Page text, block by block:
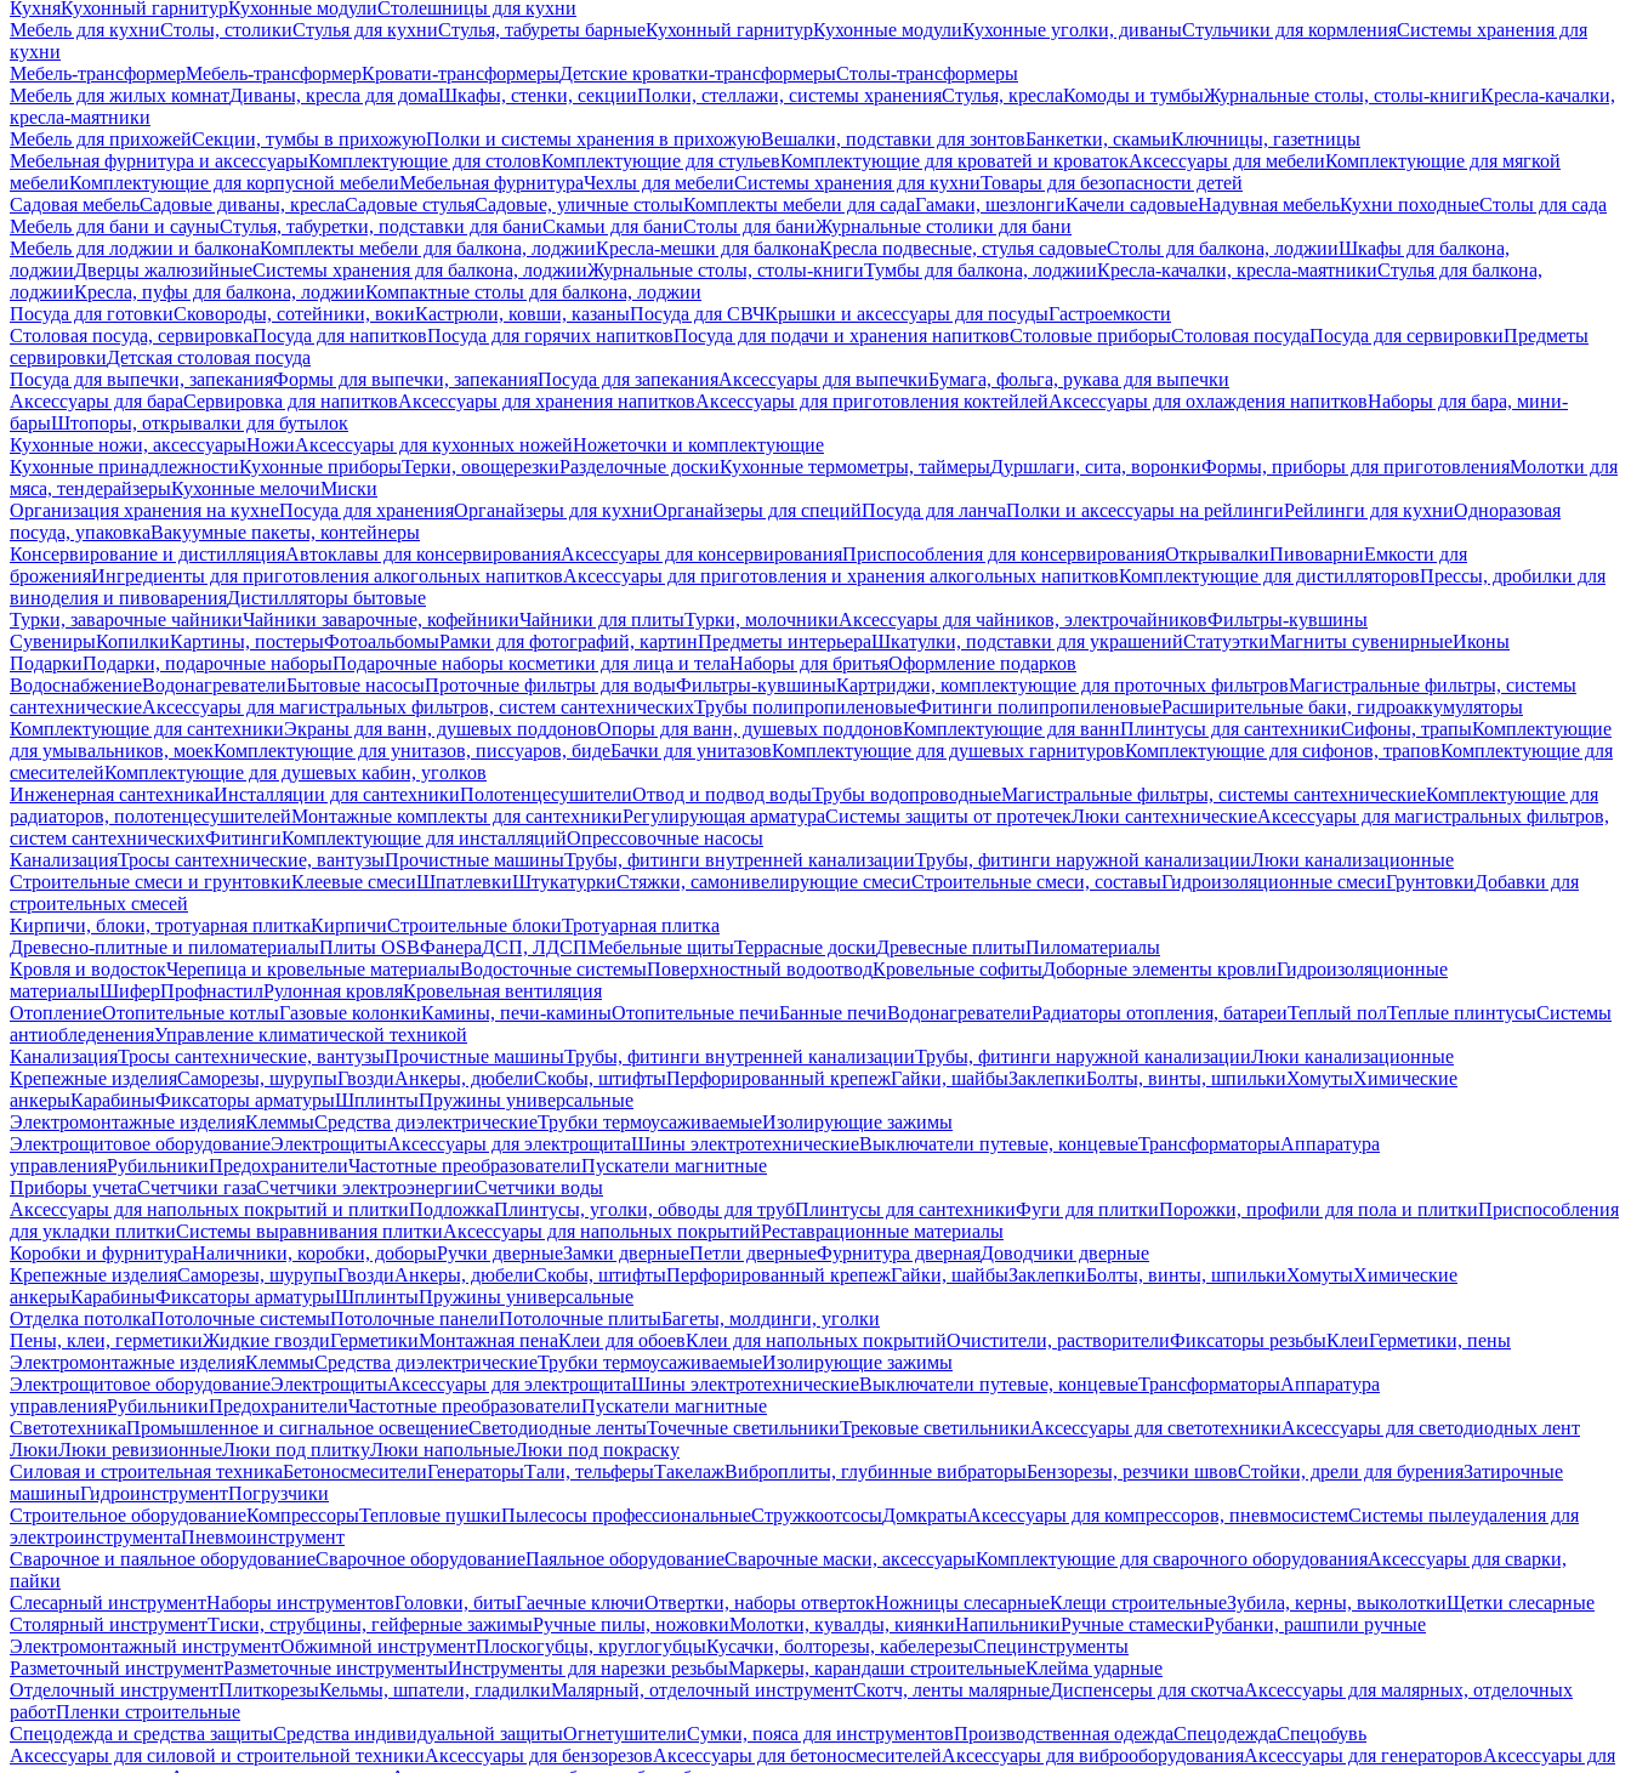
КухняКухонный гарнитурКухонные модулиСтолешницы для кухни
Мебель для кухниСтолы, столикиСтулья для кухниСтулья, табуреты барныеКухонный гарнитурКухонные модулиКухонные уголки, диваныСтульчики для кормленияСистемы хранения для
кухни
Мебель-трансформерМебель-трансформерКровати-трансформерыДетские кроватки-трансформерыСтолы-трансформеры
Мебель для жилых комнатДиваны, кресла для домаШкафы, стенки, секцииПолки, стеллажи, системы храненияСтулья, креслаКомоды и тумбыЖурнальные столы, столы-книгиКресла-качалки,
кресла-маятники
Мебель для прихожейСекции, тумбы в прихожуюПолки и системы хранения в прихожуюВешалки, подставки для зонтовБанкетки, скамьиКлючницы, газетницы
Мебельная фурнитура и аксессуарыКомплектующие для столовКомплектующие для стульевКомплектующие для кроватей и кроватокАксессуары для мебелиКомплектующие для мягкой
мебелиКомплектующие для корпусной мебелиМебельная фурнитураЧехлы для мебелиСистемы хранения для кухниТовары для безопасности детей
Садовая мебельСадовые диваны, креслаСадовые стульяСадовые, уличные столыКомплекты мебели для садаГамаки, шезлонгиКачели садовыеНадувная мебельКухни походныеСтолы для сада
Мебель для бани и сауныСтулья, табуретки, подставки для баниСкамьи для баниСтолы для баниЖурнальные столики для бани
Мебель для лоджии и балконаКомплекты мебели для балкона, лоджииКресла-мешки для балконаКресла подвесные, стулья садовыеСтолы для балкона, лоджииШкафы для балкона,
лоджииДверцы жалюзийныеСистемы хранения для балкона, лоджииЖурнальные столы, столы-книгиТумбы для балкона, лоджииКресла-качалки, кресла-маятникиСтулья для балкона,
лоджииКресла, пуфы для балкона, лоджииКомпактные столы для балкона, лоджии
Посуда для готовкиСковороды, сотейники, вокиКастрюли, ковши, казаныПосуда для СВЧКрышки и аксессуары для посудыГастроемкости
Столовая посуда, сервировкаПосуда для напитковПосуда для горячих напитковПосуда для подачи и хранения напитковСтоловые приборыСтоловая посудаПосуда для сервировкиПредметы
сервировкиДетская столовая посуда
Посуда для выпечки, запеканияФормы для выпечки, запеканияПосуда для запеканияАксессуары для выпечкиБумага, фольга, рукава для выпечки
Аксессуары для бараСервировка для напитковАксессуары для хранения напитковАксессуары для приготовления коктейлейАксессуары для охлаждения напитковНаборы для бара, мини-
барыШтопоры, открывалки для бутылок
Кухонные ножи, аксессуарыНожиАксессуары для кухонных ножейНожеточки и комплектующие
Кухонные принадлежностиКухонные приборыТерки, овощерезкиРазделочные доскиКухонные термометры, таймерыДуршлаги, сита, воронкиФормы, приборы для приготовленияМолотки для
мяса, тендерайзерыКухонные мелочиМиски
Организация хранения на кухнеПосуда для храненияОрганайзеры для кухниОрганайзеры для специйПосуда для ланчаПолки и аксессуары на рейлингиРейлинги для кухниОдноразовая
посуда, упаковкаВакуумные пакеты, контейнеры
Консервирование и дистилляцияАвтоклавы для консервированияАксессуары для консервированияПриспособления для консервированияОткрывалкиПивоварниЕмкости для
броженияИнгредиенты для приготовления алкогольных напитковАксессуары для приготовления и хранения алкогольных напитковКомплектующие для дистилляторовПрессы, дробилки для
виноделия и пивоваренияДистилляторы бытовые
Турки, заварочные чайникиЧайники заварочные, кофейникиЧайники для плитыТурки, молочникиАксессуары для чайников, электрочайниковФильтры-кувшины
СувенирыКопилкиКартины, постерыФотоальбомыРамки для фотографий, картинПредметы интерьераШкатулки, подставки для украшенийСтатуэткиМагниты сувенирныеИконы
ПодаркиПодарки, подарочные наборыПодарочные наборы косметики для лица и телаНаборы для бритьяОформление подарков
ВодоснабжениеВодонагревателиБытовые насосыПроточные фильтры для водыФильтры-кувшиныКартриджи, комплектующие для проточных фильтровМагистральные фильтры, системы
сантехническиеАксессуары для магистральных фильтров, систем сантехническихТрубы полипропиленовыеФитинги полипропиленовыеРасширительные баки, гидроаккумуляторы
Комплектующие для сантехникиЭкраны для ванн, душевых поддоновОпоры для ванн, душевых поддоновКомплектующие для ваннПлинтусы для сантехникиСифоны, трапыКомплектующие
для умывальников, моекКомплектующие для унитазов, писсуаров, бидеБачки для унитазовКомплектующие для душевых гарнитуровКомплектующие для сифонов, траповКомплектующие для
смесителейКомплектующие для душевых кабин, уголков
Инженерная сантехникаИнсталляции для сантехникиПолотенцесушителиОтвод и подвод водыТрубы водопроводныеМагистральные фильтры, системы сантехническиеКомплектующие для
радиаторов, полотенцесушителейМонтажные комплекты для сантехникиРегулирующая арматураСистемы защиты от протечекЛюки сантехническиеАксессуары для магистральных фильтров,
систем сантехническихФитингиКомплектующие для инсталляцийОпрессовочные насосы
КанализацияТросы сантехнические, вантузыПрочистные машиныТрубы, фитинги внутренней канализацииТрубы, фитинги наружной канализацииЛюки канализационные
Строительные смеси и грунтовкиКлеевые смесиШпатлевкиШтукатуркиСтяжки, самонивелирующие смесиСтроительные смеси, составыГидроизоляционные смесиГрунтовкиДобавки для
строительных смесей
Кирпичи, блоки, тротуарная плиткаКирпичиСтроительные блокиТротуарная плитка
Древесно-плитные и пиломатериалыПлиты OSBФанераДСП, ЛДСПМебельные щитыТеррасные доскиДревесные плитыПиломатериалы
Кровля и водостокЧерепица и кровельные материалыВодосточные системыПоверхностный водоотводКровельные софитыДоборные элементы кровлиГидроизоляционные
материалыШиферПрофнастилРулонная кровляКровельная вентиляция
ОтоплениеОтопительные котлыГазовые колонкиКамины, печи-каминыОтопительные печиБанные печиВодонагревателиРадиаторы отопления, батареиТеплый полТеплые плинтусыСистемы
антиобледененияУправление климатической техникой
КанализацияТросы сантехнические, вантузыПрочистные машиныТрубы, фитинги внутренней канализацииТрубы, фитинги наружной канализацииЛюки канализационные
Крепежные изделияСаморезы, шурупыГвоздиАнкеры, дюбелиСкобы, штифтыПерфорированный крепежГайки, шайбыЗаклепкиБолты, винты, шпилькиХомутыХимические
анкерыКарабиныФиксаторы арматурыШплинтыПружины универсальные
Электромонтажные изделияКлеммыСредства диэлектрическиеТрубки термоусаживаемыеИзолирующие зажимы
Электрощитовое оборудованиеЭлектрощитыАксессуары для электрощитаШины электротехническиеВыключатели путевые, концевыеТрансформаторыАппаратура
управленияРубильникиПредохранителиЧастотные преобразователиПускатели магнитные
Приборы учетаСчетчики газаСчетчики электроэнергииСчетчики воды
Аксессуары для напольных покрытий и плиткиПодложкаПлинтусы, уголки, обводы для трубПлинтусы для сантехникиФуги для плиткиПорожки, профили для пола и плиткиПриспособления
для укладки плиткиСистемы выравнивания плиткиАксессуары для напольных покрытийРеставрационные материалы
Коробки и фурнитураНаличники, коробки, доборыРучки дверныеЗамки дверныеПетли дверныеФурнитура двернаяДоводчики дверные
Крепежные изделияСаморезы, шурупыГвоздиАнкеры, дюбелиСкобы, штифтыПерфорированный крепежГайки, шайбыЗаклепкиБолты, винты, шпилькиХомутыХимические
анкерыКарабиныФиксаторы арматурыШплинтыПружины универсальные
Отделка потолкаПотолочные системыПотолочные панелиПотолочные плитыБагеты, молдинги, уголки
Пены, клеи, герметикиЖидкие гвоздиГерметикиМонтажная пенаКлеи для обоевКлеи для напольных покрытийОчистители, растворителиФиксаторы резьбыКлеиГерметики, пены
Электромонтажные изделияКлеммыСредства диэлектрическиеТрубки термоусаживаемыеИзолирующие зажимы
Электрощитовое оборудованиеЭлектрощитыАксессуары для электрощитаШины электротехническиеВыключатели путевые, концевыеТрансформаторыАппаратура
управленияРубильникиПредохранителиЧастотные преобразователиПускатели магнитные
СветотехникаПромышленное и сигнальное освещениеСветодиодные лентыТочечные светильникиТрековые светильникиАксессуары для светотехникиАксессуары для светодиодных лент
ЛюкиЛюки ревизионныеЛюки под плиткуЛюки напольныеЛюки под покраску
Силовая и строительная техникаБетоносмесителиГенераторыТали, тельферыТакелажВиброплиты, глубинные вибраторыБензорезы, резчики швовСтойки, дрели для буренияЗатирочные
машиныГидроинструментПогрузчики
Строительное оборудованиеКомпрессорыТепловые пушкиПылесосы профессиональныеСтружкоотсосыДомкратыАксессуары для компрессоров, пневмосистемСистемы пылеудаления для
электроинструментаПневмоинструмент
Сварочное и паяльное оборудованиеСварочное оборудованиеПаяльное оборудованиеСварочные маски, аксессуарыКомплектующие для сварочного оборудованияАксессуары для сварки,
пайки
Слесарный инструментНаборы инструментовГоловки, битыГаечные ключиОтвертки, наборы отвертокНожницы слесарныеКлещи строительныеЗубила, керны, выколоткиЩетки слесарные
Столярный инструментТиски, струбцины, гейферные зажимыРучные пилы, ножовкиМолотки, кувалды, киянкиНапильникиРучные стамескиРубанки, рашпили ручные
Электромонтажный инструментОбжимной инструментПлоскогубцы, круглогубцыКусачки, болторезы, кабелерезыСпецинструменты
Разметочный инструментРазметочные инструментыИнструменты для нарезки резьбыМаркеры, карандаши строительныеКлейма ударные
Отделочный инструментПлиткорезыКельмы, шпатели, гладилкиМалярный, отделочный инструментСкотч, ленты малярныеДиспенсеры для скотчаАксессуары для малярных, отделочных
работПленки строительные
Спецодежда и средства защитыСредства индивидуальной защитыОгнетушителиСумки, пояса для инструментовПроизводственная одеждаСпецодеждаСпецобувь
Аксессуары для силовой и строительной техникиАксессуары для бензорезовАксессуары для бетоносмесителейАксессуары для виброоборудованияАксессуары для генераторовАксессуары для